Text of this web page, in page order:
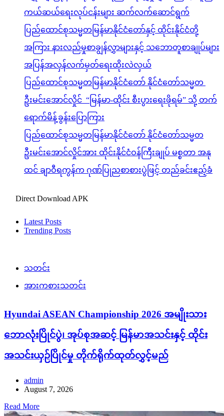
ကယ်ဆယ်ရေးလုပ်ငန်းများ ဆက်လက်ဆောင်ရွက်
ပြည်ထောင်စုသမ္မတမြန်မာနိုင်ငံတော်နှင့် ထိုင်းနိုင်ငံတို့
အကြား နားလည်မှုစာချွန်လွှာများနှင့် သဘောတူစာချုပ်များ
အပြန်အလှန်လက်မှတ်ရေးထိုးလဲလှယ်
ပြည်ထောင်စုသမ္မတမြန်မာနိုင်ငံတော် နိုင်ငံတော်သမ္မတ
ဦးမင်းအောင်လှိုင် “မြန်မာ-ထိုင်း စီးပွားရေးဖိုရမ်” သို့ တက်
ရောက်မိန့်ခွန်းပြောကြား
ပြည်ထောင်စုသမ္မတမြန်မာနိုင်ငံတော် နိုင်ငံတော်သမ္မတ
ဦးမင်းအောင်လှိုင်အား ထိုင်းနိုင်ငံဝန်ကြီးချုပ် မစ္စတာ အနု
ထင် ချာဝီရကွန်က ဂုဏ်ပြုညစာစားပွဲဖြင့် တည်ခင်းဧည့်ခံ
Direct Download APK
Latest Posts
Trending Posts
သတင်း
အားကစားသတင်း
Hyundai ASEAN Championship 2026 အမျိုးသား
ဘောလုံးပြိုင်ပွဲ၊ အုပ်စုအဆင့် မြန်မာအသင်းနှင့် ထိုင်း
အသင်းယှဉ်ပြိုင်မှု တိုက်ရိုက်ထုတ်လွှင့်မည်
admin
August 7, 2026
Read More